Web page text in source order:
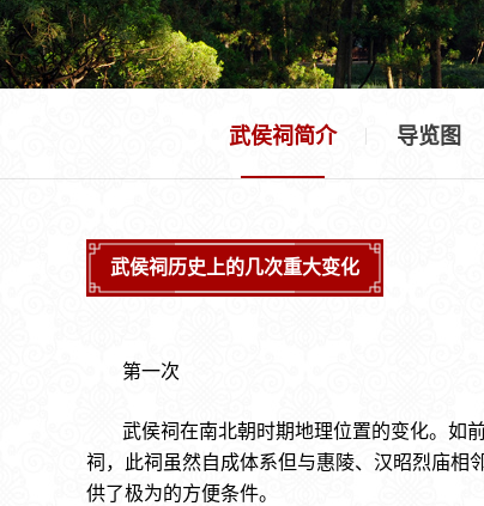
武侯祠简介 导览图
武侯祠历史上的几次重大变化
第一次
武侯祠在南北朝时期地理位置的变化。如
祠，此祠虽然自成体系但与惠陵、汉昭烈庙相
供了极为的方便条件。